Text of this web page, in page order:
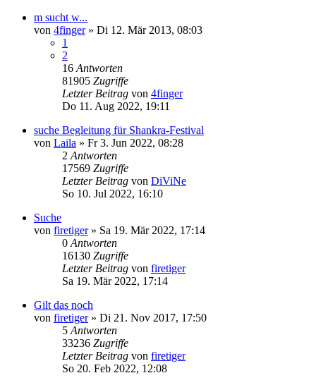
m sucht w...
von 4finger» Di 12. Mär 2013, 08:03
1
2
16 Antworten
81905 Zugriffe
Letzter Beitrag von 4finger
Do 11. Aug 2022, 19:11
suche Begleitung für Shankra-Festival
von Laila » Fr 3. Jun 2022, 08:28
2 Antworten
17569 Zugriffe
Letzter Beitrag von DiViNe
So 10. Jul 2022, 16:10
Suche
von firetiger» Sa 19. Mär 2022, 17:14
0 Antworten
16130 Zugriffe
Letzter Beitrag von firetiger
Sa 19. Mär 2022, 17:14
Gilt das noch
von firetiger» Di 21. Nov 2017, 17:50
5 Antworten
33236 Zugriffe
Letzter Beitrag von firetiger
So 20. Feb 2022, 12:08